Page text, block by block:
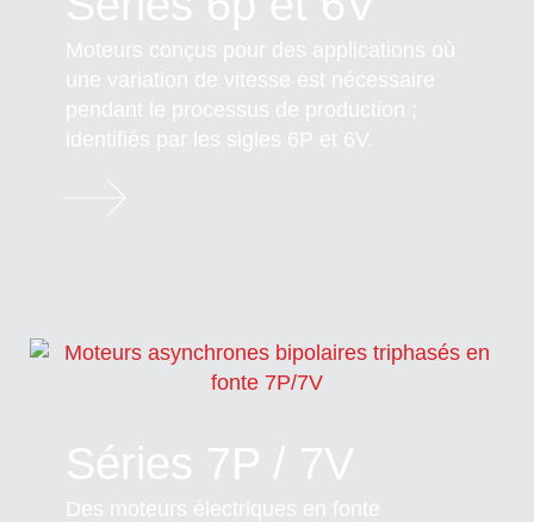
Moteurs conçus pour des applications où
une variation de vitesse est nécessaire
pendant le processus de production ;
identifiés par les sigles 6P et 6V.
Séries 7P / 7V
Des moteurs électriques en fonte